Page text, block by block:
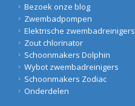
Bezoek onze blog
Zwembadpompen
Elektrische zwembadreinigers
Zout chlorinator
Schoonmakers Dolphin
Wybot zwembadreinigers
Schoonmakers Zodiac
Onderdelen